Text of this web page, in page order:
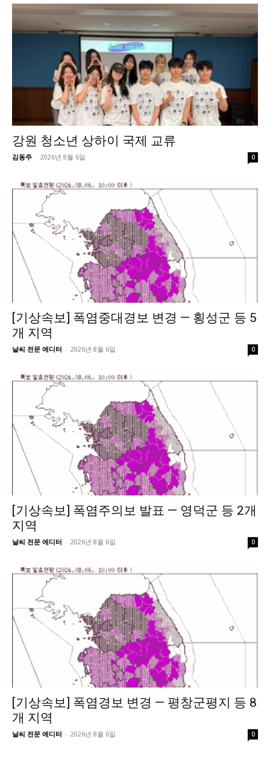
강원 청소년 상하이 국제 교류
김동주 - 2026년 8월 6일 0
[기상속보] 폭염중대경보 변경 — 횡성군 등 5
개 지역
날씨 전문 에디터 - 2026년 8월 6일 0
[기상속보] 폭염주의보 발표 — 영덕군 등 2개
지역
날씨 전문 에디터 - 2026년 8월 6일 0
[기상속보] 폭염경보 변경 — 평창군평지 등 8
개 지역
날씨 전문 에디터 - 2026년 8월 6일 0